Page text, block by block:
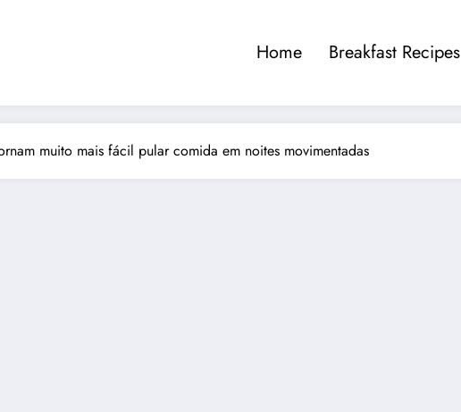
Home Breakfast Recipes
muito mais fácil pular comida em noites movimentadas